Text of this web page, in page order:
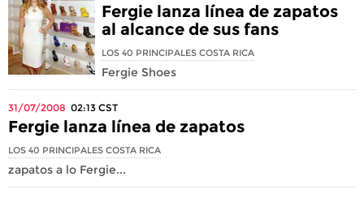
Fergie lanza línea de zapatos
al alcance de sus fans
LOS 40 PRINCIPALES COSTA RICA
Fergie Shoes
31/07/2008 02:13 CST
Fergie lanza línea de zapatos
LOS 40 PRINCIPALES COSTA RICA
zapatos a lo Fergie...